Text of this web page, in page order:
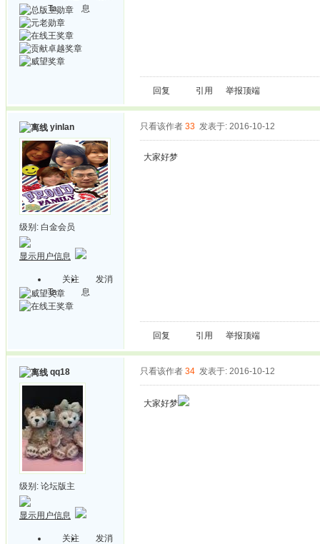
Ta
息
回复 引用 举报顶端
yinlan
级别: 白金会员
显示用户信息
关注
Ta
发消
息
只看该作者 33 发表于: 2016-10-12
大家好梦
回复 引用 举报顶端
qq18
级别: 论坛版主
显示用户信息
关注
发消
只看该作者 34 发表于: 2016-10-12
大家好梦